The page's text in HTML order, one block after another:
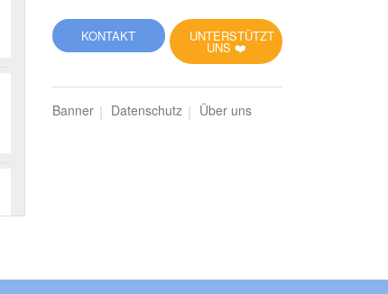
UNTERSTÜTZT
UNS ❤️
KONTAKT
Banner Datenschutz Über uns